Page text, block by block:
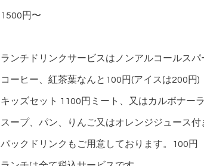
1500円〜
ランチドリンクサービスはノンアルコールス
コーヒー、紅茶葉なんと100円(アイスは200円)
キッズセット 1100円ミート、又はカルボナーラ
スープ、パン、りんご又はオレンジジュース付
パックドリンクもご用意しております。100円